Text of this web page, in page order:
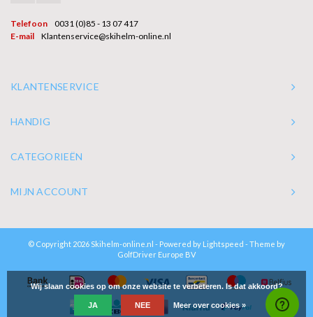
Telefoon
0031 (0)85 - 13 07 417
E-mail
Klantenservice@skihelm-online.nl
KLANTENSERVICE
HANDIG
CATEGORIEËN
MIJN ACCOUNT
© Copyright 2026 Skihelm-online.nl - Powered by Lightspeed - Theme by
GolfDriver Europe BV
Wij slaan cookies op om onze website te verbeteren. Is dat akkoord?
JA NEE Meer over cookies »